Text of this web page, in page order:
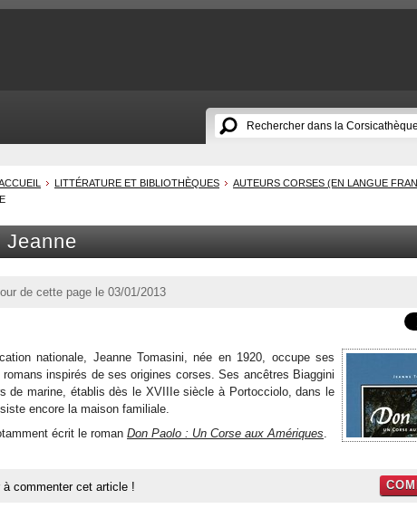
LITTÉRATURE ET BIBLIOTHÈQUES
AUTEURS CORSES (EN LANGUE
Jeanne
de cette page le 03/01/2013
nationale, Jeanne Tomasini, née en 1920, occupe ses
romans inspirés de ses origines corses. Ses ancêtres Biaggini
de marine, établis dès le XVIIIe siècle à Portocciolo, dans le
encore la maison familiale.
écrit le roman Don Paolo : Un Corse aux Amériques.
commenter cet article !